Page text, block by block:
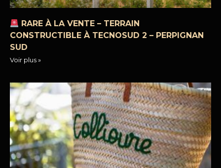
RARE À LA VENTE – TERRAIN
CONSTRUCTIBLE À TECNOSUD 2 – PERPIGNAN
SUD
Voir plus »